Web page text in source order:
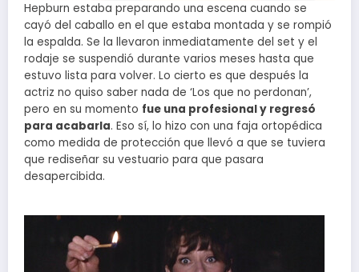
Hepburn estaba preparando una escena cuando se
cayó del caballo en el que estaba montada y se rompió
la espalda. Se la llevaron inmediatamente del set y el
rodaje se suspendió durante varios meses hasta que
estuvo lista para volver. Lo cierto es que después la
actriz no quiso saber nada de ‘Los que no perdonan’,
pero en su momento fue una profesional y regresó
para acabarla. Eso sí, lo hizo con una faja ortopédica
como medida de protección que llevó a que se tuviera
que rediseñar su vestuario para que pasara
desapercibida.